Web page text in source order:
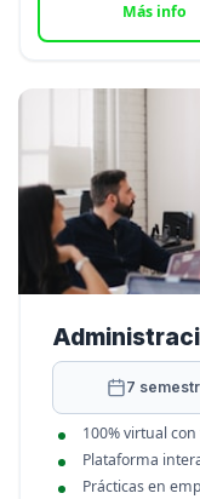
Más info
7
100% virtual
Plataforma
Prácticas en